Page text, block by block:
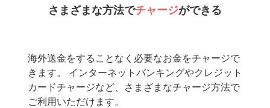
さまざまな方法でチャージができる
海外送金をすることなく必要なお金をチャージで
きます。 インターネットバンキングやクレジット
カードチャージなど、さまざまなチャージ方法で
ご利用いただけます。